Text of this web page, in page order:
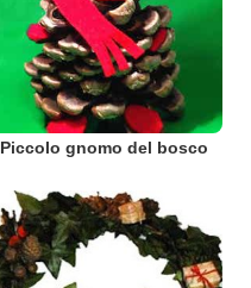
Piccolo gnomo del bosco